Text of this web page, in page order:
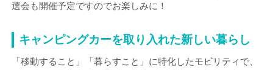
選会も開催予定ですのでお楽しみに！
キャンピングカーを取り入れた新しい暮らし
「移動すること」「暮らすこと」に特化したモビリティで、